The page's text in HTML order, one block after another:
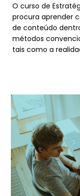
O curso de
procura aprender
de conteúdo
métodos
tais como a